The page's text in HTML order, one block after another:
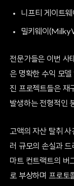
니프티 게이트
밀키웨이
전문가들은 이번 사
은 명확한 수익 모
진 프로젝트들은 재
발생하는 전형적인
고액의 자산 탈취
러 규모의 손실과
마트 컨트랙트의 버
로 부상하며 프로토